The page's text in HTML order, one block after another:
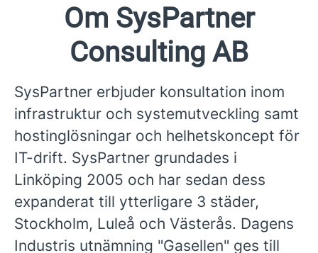
Om SysPartner
Consulting AB
SysPartner erbjuder konsultation inom
infrastruktur och systemutveckling samt
hostinglösningar och helhetskoncept för
IT-drift. SysPartner grundades i
Linköping 2005 och har sedan dess
expanderat till ytterligare 3 städer,
Stockholm, Luleå och Västerås. Dagens
Industris utnämning "Gasellen" ges till